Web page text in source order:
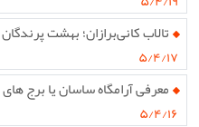
تالاب کانی‌برازان؛ بهشت
۵/۴/۱۷
معرفی آرامگاه ساسان یا برج
۵/۴/۱۶